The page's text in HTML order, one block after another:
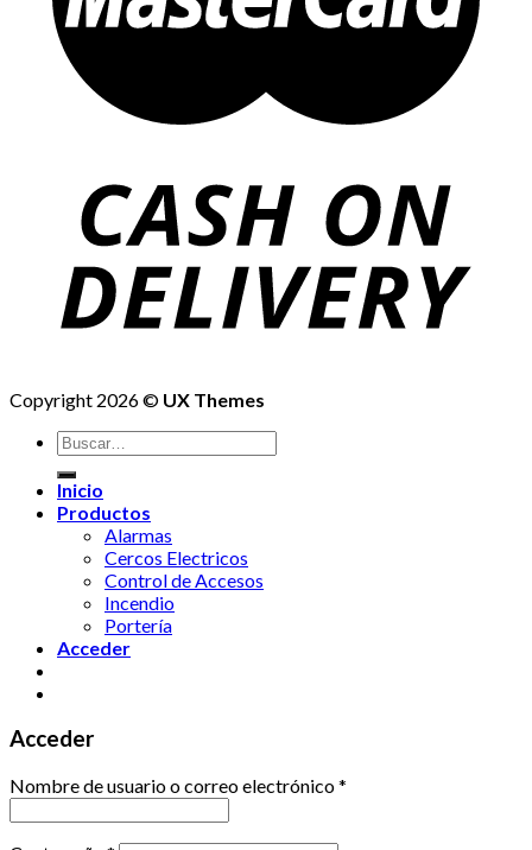
Copyright 2026 © UX Themes
Buscar
por:
Inicio
Productos
Alarmas
Cercos Electricos
Control de Accesos
Incendio
Portería
Acceder
Acceder
Nombre de usuario o correo electrónico*